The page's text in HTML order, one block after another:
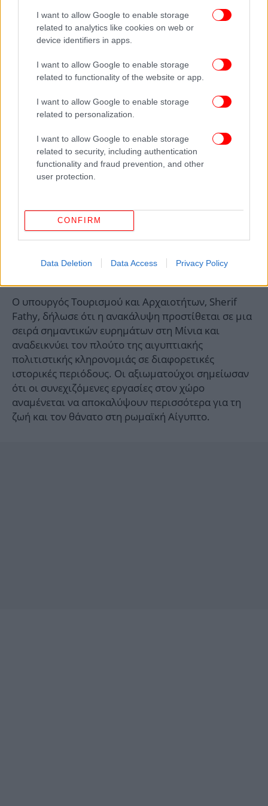
I want to allow Google to enable storage
related to analytics like cookies on web or
device identifiers in apps.
I want to allow Google to enable storage
related to functionality of the website or app.
I want to allow Google to enable storage
related to personalization.
I want to allow Google to enable storage
related to security, including authentication
functionality and fraud prevention, and other
user protection.
CONFIRM
Data Deletion Data Access Privacy Policy
Περαιτέρω ανασκαφή ανατολικά ενός κοντινού
πτολεμαϊκού τάφου αποκάλυψε ένα όρυγμα με
τρεις θαλάμους, κατασκευασμένους από
Στον πρώτο θάλαμο, οι αρχαιολόγοι βρήκαν ένα
αγγείο που περιείχε αποτεφρωμένα λείψανα
ενήλικα, μαζί με τα οστά ενός βρέφους και το
υφασμάτινα απομεινάρια. Ο δεύτερος θάλαμος
περιείχε αποτεφρωμένα λείψανα δύο ατόμων και
παρόμοια οστά ζώων, γεγονός που υποδηλώνει
επαναλαμβανόμενες τελετουργικές πρακτικές.
Νοτιότερα, η ομάδα εντόπισε πήλινα και χάλκινα
ειδώλια, μεταξύ των οποίων απεικονίσεις του
Αρποκράτη και του Έρωτα. Τα αντικείμενα αυτά
αντικατοπτρίζουν ένα μείγμα αιγυπτιακών και
ελληνορωμαϊκών θρησκευτικών παραδόσεων.
Ο υπουργός Τουρισμού και Αρχαιοτήτων, Sherif
Fathy, δήλωσε ότι η ανακάλυψη προστίθεται σε μια
σειρά σημαντικών ευρημάτων στη Μίνια και
αναδεικνύει τον πλούτο της αιγυπτιακής
πολιτιστικής κληρονομιάς σε διαφορετικές
ιστορικές περιόδους. Οι αξιωματούχοι σημείωσαν
ότι οι συνεχιζόμενες εργασίες στον χώρο
αναμένεται να αποκαλύψουν περισσότερα για τη
ζωή και τον θάνατο στη ρωμαϊκή Αίγυπτο.